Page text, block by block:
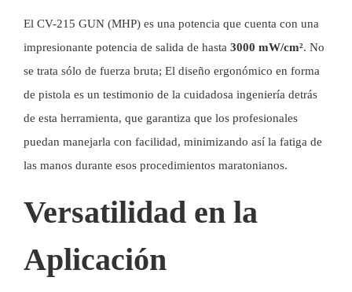
El CV-215 GUN (MHP) es una potencia que cuenta con una
impresionante potencia de salida de hasta 3000 mW/cm². No
se trata sólo de fuerza bruta; El diseño ergonómico en forma
de pistola es un testimonio de la cuidadosa ingeniería detrás
de esta herramienta, que garantiza que los profesionales
puedan manejarla con facilidad, minimizando así la fatiga de
las manos durante esos procedimientos maratonianos.
Versatilidad en la
Aplicación